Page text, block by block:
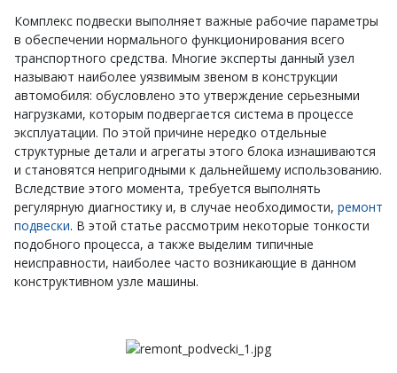
Комплекс подвески выполняет важные рабочие параметры
в обеспечении нормального функционирования всего
транспортного средства. Многие эксперты данный узел
называют наиболее уязвимым звеном в конструкции
автомобиля: обусловлено это утверждение серьезными
нагрузками, которым подвергается система в процессе
эксплуатации. По этой причине нередко отдельные
структурные детали и агрегаты этого блока изнашиваются
и становятся непригодными к дальнейшему использованию.
Вследствие этого момента, требуется выполнять
регулярную диагностику и, в случае необходимости, ремонт
подвески. В этой статье рассмотрим некоторые тонкости
подобного процесса, а также выделим типичные
неисправности, наиболее часто возникающие в данном
конструктивном узле машины.